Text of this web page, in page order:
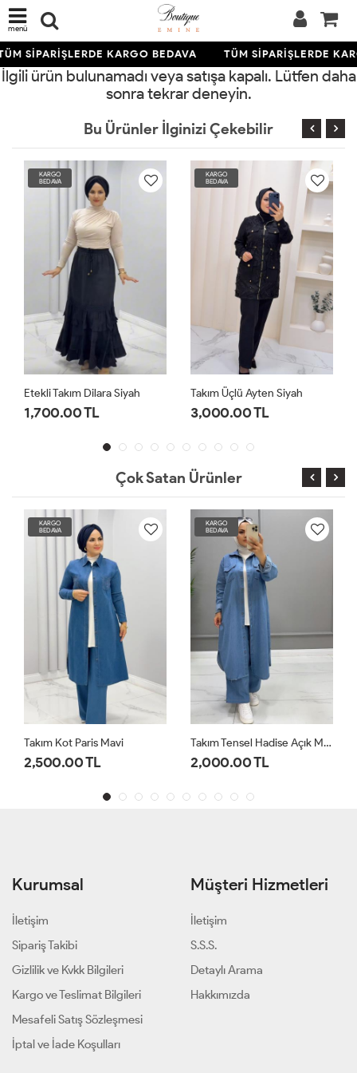
menü
SİPARİŞLERDE KARGO BEDAVA TÜM SİPARİŞLERDE
İlgili ürün bulunamadı veya satışa kapalı. Lütfen daha
sonra tekrar deneyin.
Bu Ürünler İlginizi Çekebilir
KARGO
BEDAVA
Etekli Takım Dilara Siyah
1,700.00 TL
KARGO
BEDAVA
Takım Üçlü Ayten Siyah
3,000.00 TL
Çok Satan Ürünler
KARGO
BEDAVA
Takım Kot Paris Mavi
2,500.00 TL
KARGO
BEDAVA
Takım Tensel Hadise Açık Mavi
2,000.00 TL
Kurumsal
İletişim
Sipariş Takibi
Gizlilik ve Kvkk Bilgileri
Kargo ve Teslimat Bilgileri
Mesafeli Satış Sözleşmesi
İptal ve İade Koşulları
Müşteri Hizmetleri
İletişim
S.S.S.
Detaylı Arama
Hakkımızda